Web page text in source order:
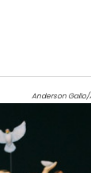
Anderson